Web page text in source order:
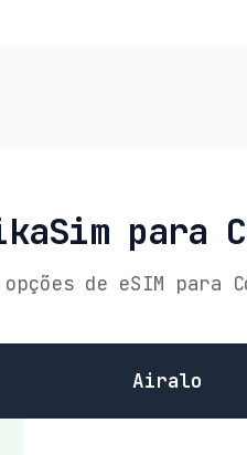
para
de eSIM para
Airalo